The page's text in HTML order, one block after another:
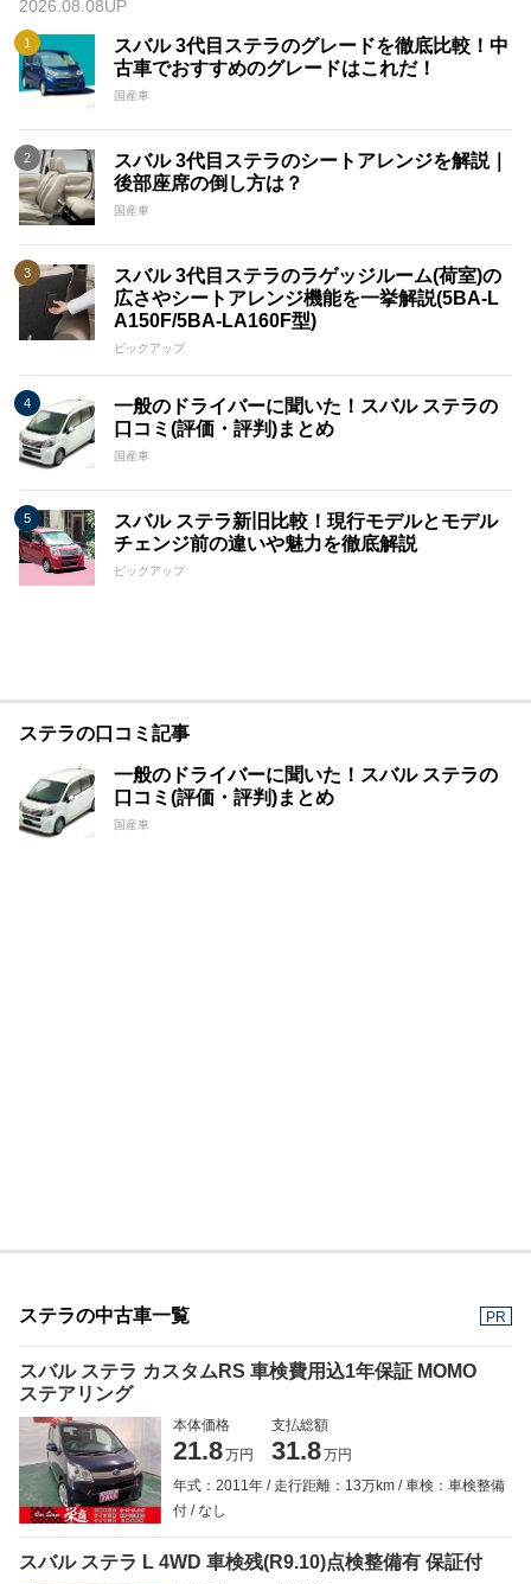
2026.08.08UP
スバル 3代目ステラのグレードを徹底比較！中
古車でおすすめのグレードはこれだ！
国産車
スバル 3代目ステラのシートアレンジを解説｜
後部座席の倒し方は？
国産車
スバル 3代目ステラのラゲッジルーム(荷室)の
広さやシートアレンジ機能を一挙解説(5BA-L
A150F/5BA-LA160F型)
ピックアップ
一般のドライバーに聞いた！スバル ステラの
口コミ(評価・評判)まとめ
国産車
スバル ステラ新旧比較！現行モデルとモデル
チェンジ前の違いや魅力を徹底解説
ピックアップ
ステラの口コミ記事
一般のドライバーに聞いた！スバル ステラの
口コミ(評価・評判)まとめ
国産車
ステラの中古車一覧 PR
スバル ステラ カスタムRS 車検費用込1年保証 MOMO
ステアリング
本体価格
21.8万円
支払総額
31.8万円
年式：2011年
走行距離：13万km
車検：車検整備
付
なし
スバル ステラ L 4WD 車検残(R9.10)点検整備有 保証付